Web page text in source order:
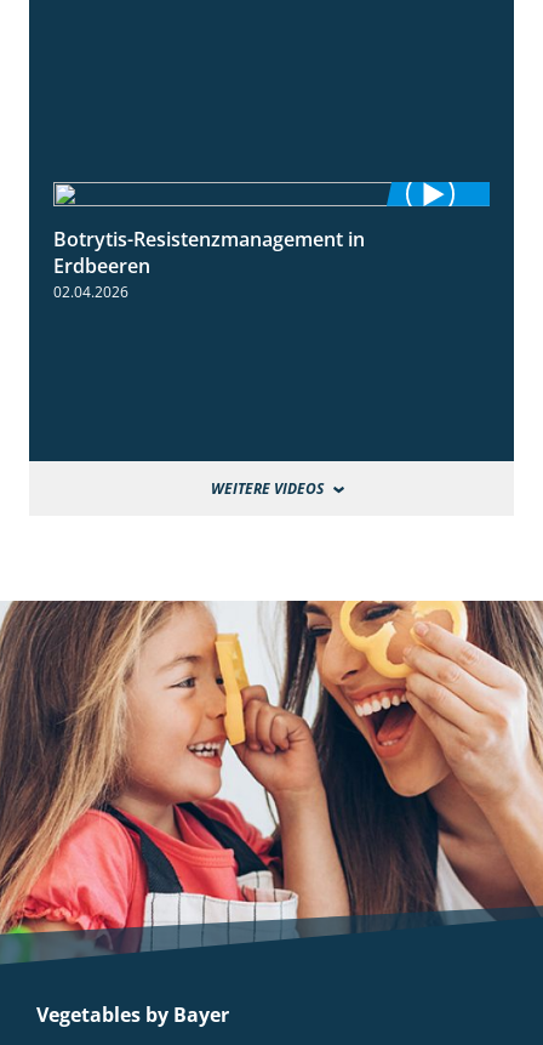
Botrytis-Resistenzmanagement in
Erdbeeren
02.04.2026
WEITERE VIDEOS
Vegetables by Bayer